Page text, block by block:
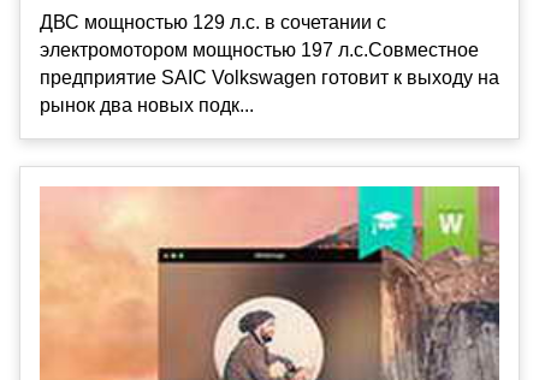
ДВС мощностью 129 л.с. в сочетании с
электромотором мощностью 197 л.с.Совместное
предприятие SAIC Volkswagen готовит к выходу на
рынок два новых подк...